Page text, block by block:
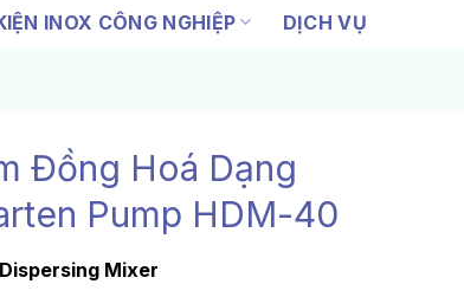
INOX CÔNG NGHIỆP DỊCH VỤ
Đồng Hoá Dạng
Pump HDM-40
Mixer